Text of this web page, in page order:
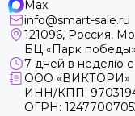
Max
info@smart-sale.ru
121096, Россия,
БЦ «Парк победы»
7 дней в неделю
ООО «ВИКТОРИ»
ИНН/КПП:
ОГРН: